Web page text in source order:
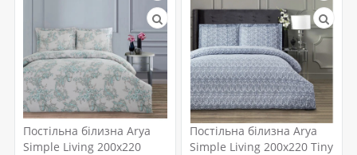
Постільна білизна Arya
Simple Living 200x220
Постільна білизна Arya
Simple Living 200x220 Tiny